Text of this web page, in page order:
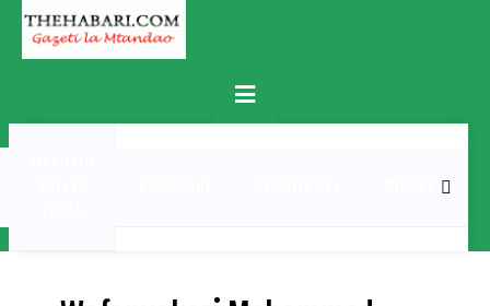
Skip
content
Primary
Menu
MICHEZO